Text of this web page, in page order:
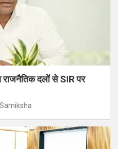
राजनैतिक दलों से SIR पर